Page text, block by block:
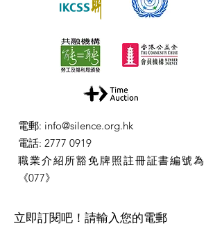
電郵: info@silence.org.hk
電話: 2777 0919
職業介紹所豁免牌照註冊証書編號為
《077》
​立即訂閱吧！請輸入您的電郵